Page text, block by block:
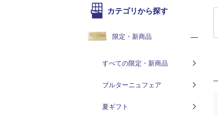
カテゴリから探す
限定・新商品
すべての限定・新商品
ブルターニュフェア
夏ギフト